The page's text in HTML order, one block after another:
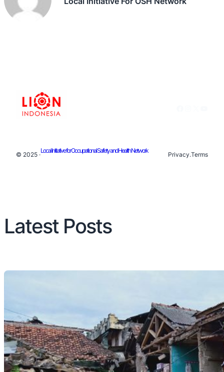
© 2025 ·
Local Initiative for Occupational Safety and Health Network
Privacy.Terms
Latest Posts